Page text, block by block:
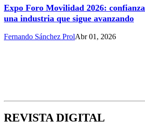
Expo Foro Movilidad 2026:
una industria que sigue avanzando
Fernando Sánchez ProlAbr 01, 2026
REVISTA DIGITAL